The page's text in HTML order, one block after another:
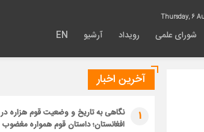
شورای علمی رویداد آرشیو EN
آخرین اخبار
1
نگاهی به تاریخ و وضعیت قوم هزاره در
افغانستان؛ داستان قوم همواره مغضوب